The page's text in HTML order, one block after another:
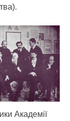
Академії